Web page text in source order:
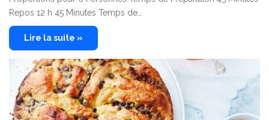
Repos 12 h 45 Minutes Temps de…
Lire la suite »